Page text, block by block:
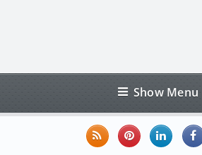
Show Menu